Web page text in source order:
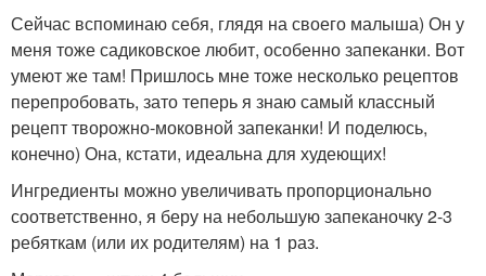
Сейчас вспоминаю себя, глядя на своего малыша) Он у
меня тоже садиковское любит, особенно запеканки. Вот
умеют же там! Пришлось мне тоже несколько рецептов
перепробовать, зато теперь я знаю самый классный
рецепт творожно-моковной запеканки! И поделюсь,
конечно) Она, кстати, идеальна для худеющих!
Ингредиенты можно увеличивать пропорционально
соответственно, я беру на небольшую запеканочку 2-3
ребяткам (или их родителям) на 1 раз.